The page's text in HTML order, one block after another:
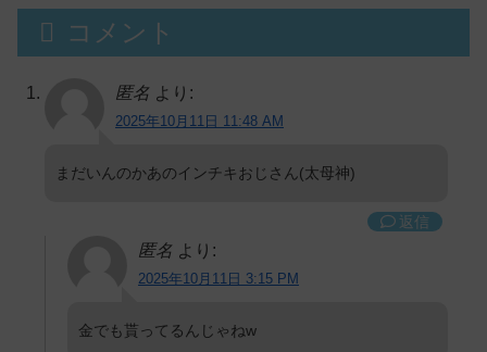
コメント
匿名 より:
2025年10月11日 11:48 AM
まだいんのかあのインチキおじさん(太母神)
返信
匿名 より:
2025年10月11日 3:15 PM
金でも貰ってるんじゃねw